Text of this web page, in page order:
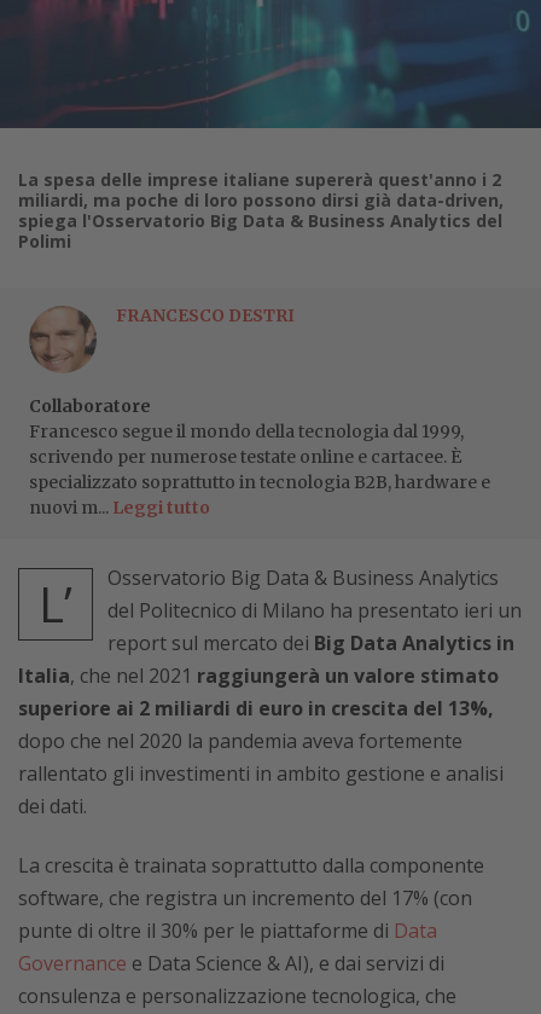
La spesa delle imprese italiane supererà quest'anno i 2
miliardi, ma poche di loro possono dirsi già data-driven,
spiega l'Osservatorio Big Data & Business Analytics del
Polimi
FRANCESCO DESTRI
Collaboratore
Francesco segue il mondo della tecnologia dal 1999,
scrivendo per numerose testate online e cartacee. È
specializzato soprattutto in tecnologia B2B, hardware e
nuovi m... Leggi tutto
L’
Osservatorio Big Data & Business Analytics
del Politecnico di Milano ha presentato ieri un
report sul mercato dei Big Data Analytics in
Italia, che nel 2021 raggiungerà un valore stimato
superiore ai 2 miliardi di euro in crescita del 13%,
dopo che nel 2020 la pandemia aveva fortemente
rallentato gli investimenti in ambito gestione e analisi
dei dati.
La crescita è trainata soprattutto dalla componente
software, che registra un incremento del 17% (con
punte di oltre il 30% per le piattaforme di Data
Governance e Data Science & AI), e dai servizi di
consulenza e personalizzazione tecnologica, che